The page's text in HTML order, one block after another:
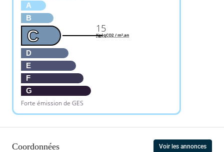
A
B
C
D
E
F
G
Forte émission de GES
15
KgéqCO2 / m².an
Coordonnées Voir les annonces